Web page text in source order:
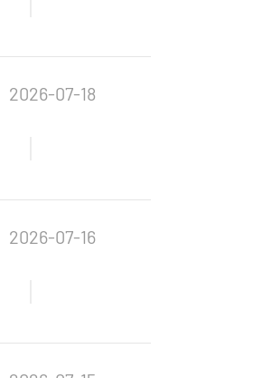
2026-07-18
2026-07-16